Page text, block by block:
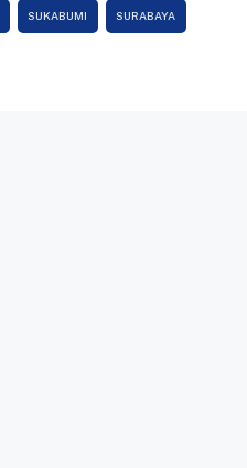
SUKABUMI SURABAYA